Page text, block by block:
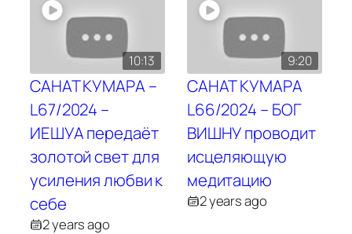
10:13
САНАТ КУМАРА –
L67/2024 –
ИЕШУА передаёт
золотой свет для
усиления любви к
себе
2 years ago
9:20
САНАТ КУМАРА
L66/2024 – БОГ
ВИШНУ проводит
исцеляющую
медитацию
2 years ago